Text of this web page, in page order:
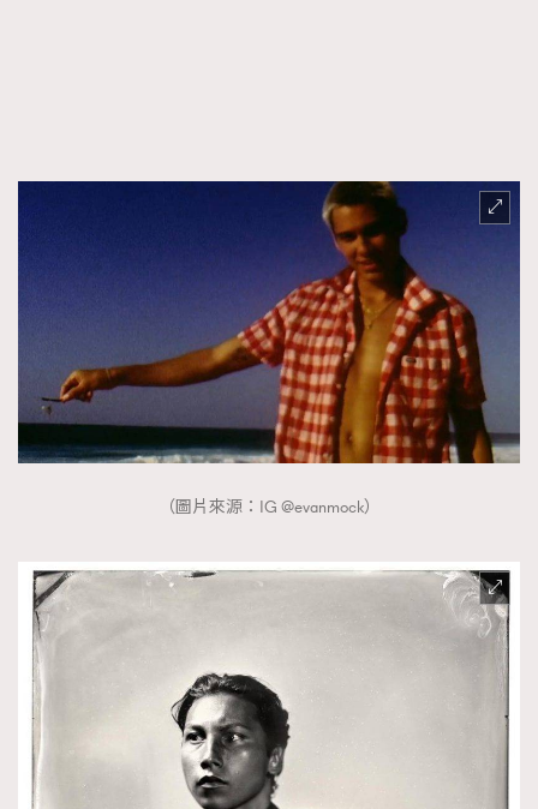
TRENDING
AFrenchMind
DressLikeAParisienne
EmpowerF
FashionWeek FigaroAesthetic
（圖片來源：IG @evanmock）